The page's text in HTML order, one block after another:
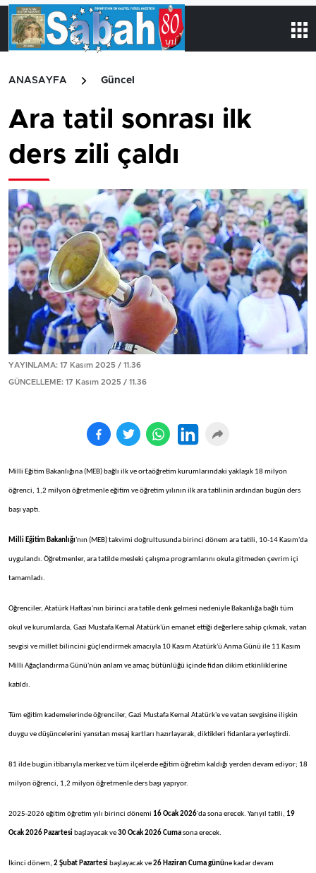
ANASAYFA Güncel
Ara tatil sonrası ilk
ders zili çaldı
YAYINLAMA: 17 Kasım 2025 / 11.36
GÜNCELLEME: 17 Kasım 2025 / 11.36
Milli Eğitim Bakanlığına (MEB) bağlı ilk ve ortaöğretim kurumlarındaki yaklaşık 18 milyon
öğrenci, 1,2 milyon öğretmenle eğitim ve öğretim yılının ilk ara tatilinin ardından bugün ders
başı yaptı.
Milli Eğitim Bakanlığı'nın (MEB) takvimi doğrultusunda birinci dönem ara tatili, 10-14 Kasım'da
uygulandı. Öğretmenler, ara tatilde mesleki çalışma programlarını okula gitmedençevrim içi
tamamladı.
Öğrenciler, Atatürk Haftası'nın birinci ara tatile denk gelmesi nedeniyle Bakanlığa bağlı tüm
okul ve kurumlarda, Gazi Mustafa Kemal Atatürk'ün emanet ettiği değerlere sahipçıkmak, vatan
sevgisi ve millet bilincini güçlendirmek amacıyla 10 Kasım Atatürk'ü Anma Günü ile 11 Kasım
Milli Ağaçlandırma Günü'nün anlam ve amaç bütünlüğü içinde fidan dikim etkinliklerine
katıldı.
Tüm eğitim kademelerindeöğrenciler, Gazi Mustafa Kemal Atatürk'e ve vatan sevgisine ilişkin
duygu ve düşüncelerini yansıtan mesaj kartları hazırlayarak, diktikleri fidanlara yerleştirdi.
81 ilde bugün itibarıyla merkez ve tüm ilçelerde eğitim öğretim kaldığı yerden devam ediyor; 18
milyonöğrenci, 1,2 milyonöğretmenle ders başı yapıyor.
2025-2026 eğitim öğretim yılı birinci dönemi 16 Ocak 2026'da sona erecek. Yarıyıl tatili, 19
Ocak 2026 Pazartesi başlayacak ve30 Ocak 2026 Cumasona erecek.
İkinci dönem, 2 Şubat Pazartesi başlayacak ve26 Haziran Cuma gününe kadar devam